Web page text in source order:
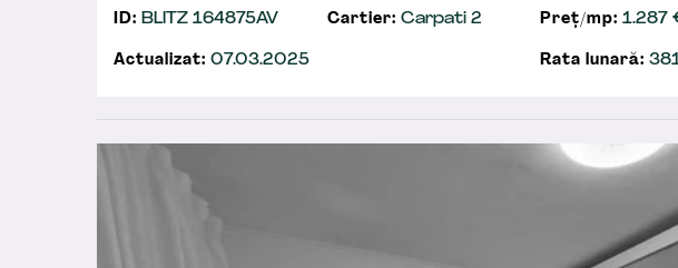
ID: BLITZ 164875AV Cartier: Carpati 2 Preț/mp: 1.287
Actualizat: 07.03.2025 Rata lunară: